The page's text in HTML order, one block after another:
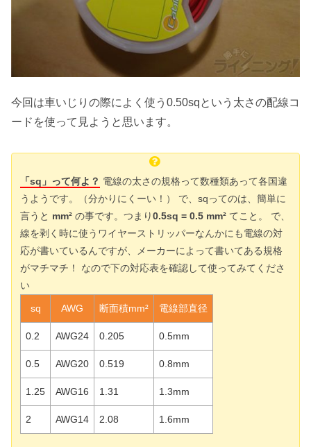
今回は車いじりの際によく使う0.50sqという太さの配線コ
ードを使って見ようと思います。
「sq」って何よ？ 電線の太さの規格って数種類あって各国違
うようです。（分かりにくーい！） で、sqってのは、簡単に
言うと mm² の事です。つまり0.5sq = 0.5 mm² てこと。 で、
線を剥く時に使うワイヤーストリッパーなんかにも電線の対
応が書いているんですが、メーカーによって書いてある規格
がマチマチ！ なので下の対応表を確認して使ってみてくださ
い
sq AWG 断面積mm² 電線部直径
0.2 AWG24 0.205 0.5mm
0.5 AWG20 0.519 0.8mm
1.25 AWG16 1.31 1.3mm
2 AWG14 2.08 1.6mm